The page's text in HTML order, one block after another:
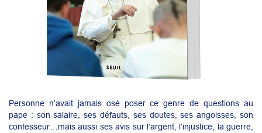
Personne n’avait jamais osé poser ce genre de questions au
pape : son salaire, ses défauts, ses doutes, ses angoisses, son
confesseur…mais aussi ses avis sur l’argent, l’injustice, la guerre,